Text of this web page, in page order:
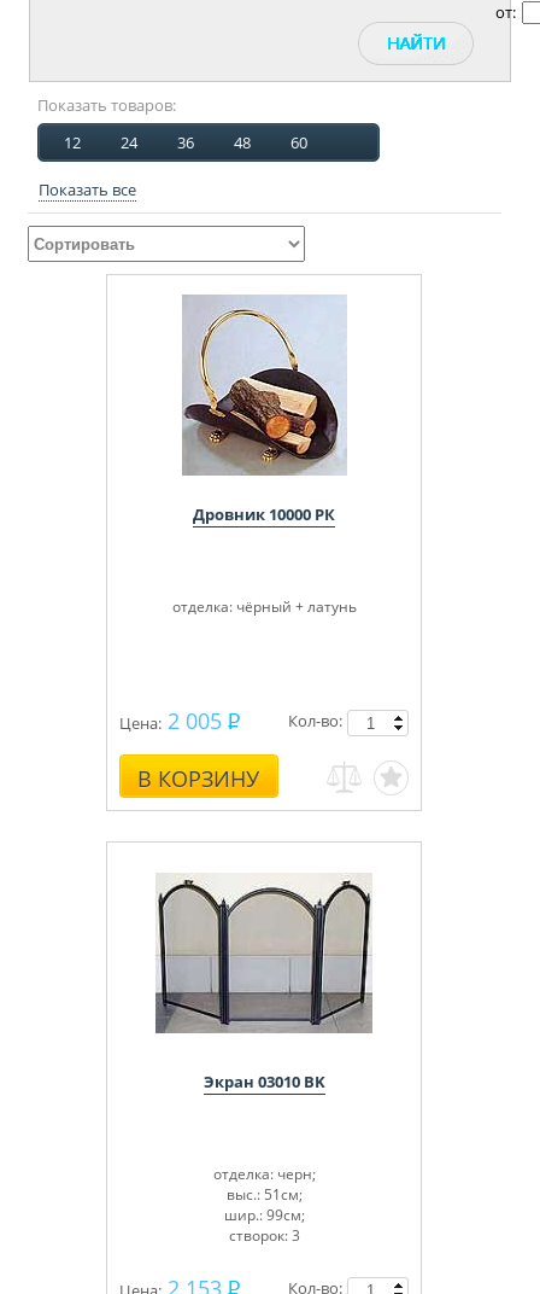
от:
Показать товаров:
12
24 36 48 60
Показать все
Дровник 10000 РК
отделка: чёрный + латунь
Цена: 2 005
В КОРЗИНУ
Кол-во:
Экран 03010 BK
отделка: черн;
выс.: 51см;
шир.: 99см;
створок: 3
2 153
Кол-во: